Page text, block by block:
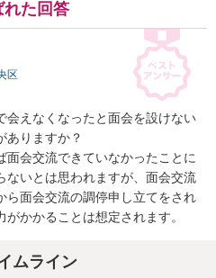
た回答
区
会えなくなったと面会を設けない
ありますか？
会交流できていなかったことに
ないとは思われますが、面会交流
ら面会交流の調停申し立てをされ
かかることは想定されます。
ムライン